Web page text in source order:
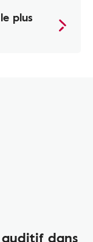
plus
auditif dans